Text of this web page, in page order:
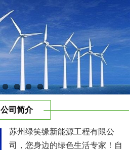
公司简介
苏州绿笑缘新能源工程有限公
司，您身边的绿色生活专家！自